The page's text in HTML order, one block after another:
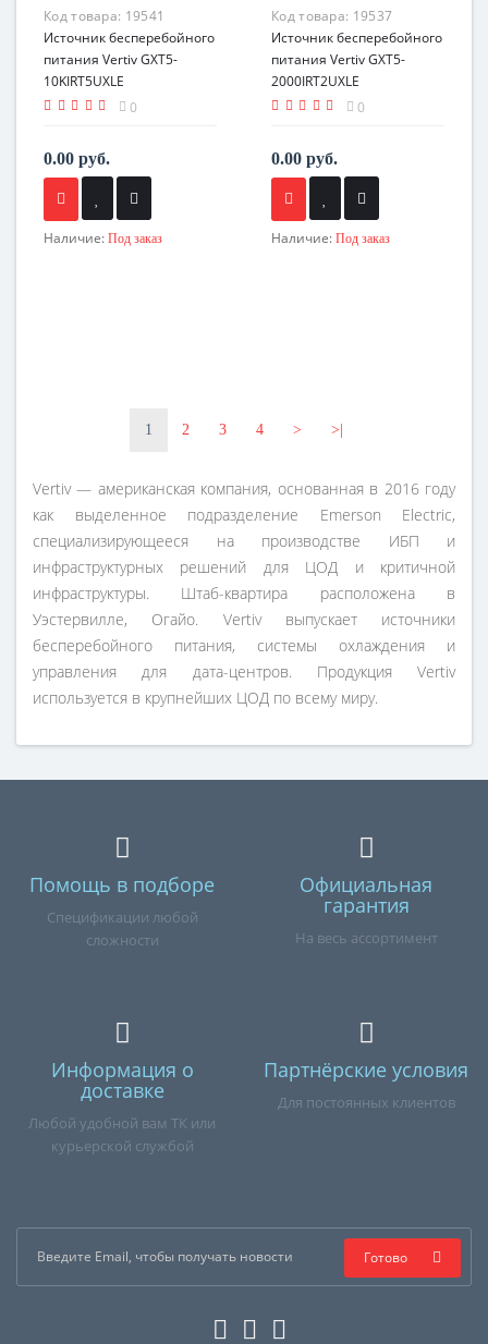
Код товара: 19541
Источник бесперебойного
питания Vertiv GXT5-
10KIRT5UXLE
0
0.00 руб.
Наличие: Под заказ
Код товара: 19537
Источник бесперебойного
питания Vertiv GXT5-
2000IRT2UXLE
0
0.00 руб.
Наличие: Под заказ
1 2 3 4 > >|
Vertiv — американская компания, основанная в 2016 году
как выделенное подразделение Emerson Electric,
специализирующееся на производстве ИБП и
инфраструктурных решений для ЦОД и критичной
инфраструктуры. Штаб-квартира расположена в
Уэстервилле, Огайо. Vertiv выпускает источники
бесперебойного питания, системы охлаждения и
управления для дата-центров. Продукция Vertiv
используется в крупнейших ЦОД по всему миру.
Помощь в подборе
Спецификации любой
сложности
Официальная
гарантия
На весь ассортимент
Информация о
доставке
Любой удобной вам ТК или
курьерской службой
Партнёрские условия
Для постоянных клиентов
Готово